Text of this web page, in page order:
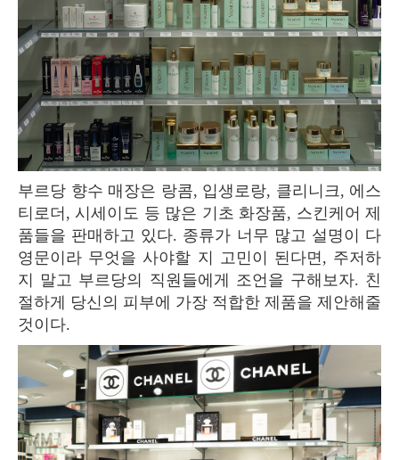
부르당 향수 매장은 랑콤, 입생로랑, 클리니크, 에스
티로더, 시세이도 등 많은 기초 화장품, 스킨케어 제
품들을 판매하고 있다. 종류가 너무 많고 설명이 다
영문이라 무엇을 사야할 지 고민이 된다면, 주저하
지 말고 부르당의 직원들에게 조언을 구해보자. 친
절하게 당신의 피부에 가장 적합한 제품을 제안해줄
것이다.